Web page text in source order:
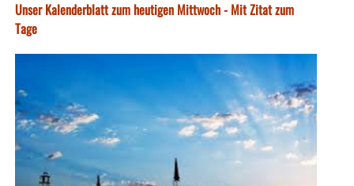
Unser Kalenderblatt zum heutigen Mittwoch - Mit Zitat zum
Tage